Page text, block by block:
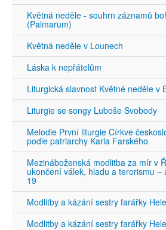
Květná neděle - souhrn záznamů
(Palmarum)
Květná neděle v Lounech
Láska k nepřátelům
Liturgická slavnost Květné neděle v
Liturgie se songy Luboše Svobody
Melodie První liturgie Církve
podle patriarchy Karla Farského
Mezináboženská modlitba za mír v
ukončení válek, hladu a terorismu –
19
Modlitby a kázání sestry farářky
Modlitby a kázání sestry farářky